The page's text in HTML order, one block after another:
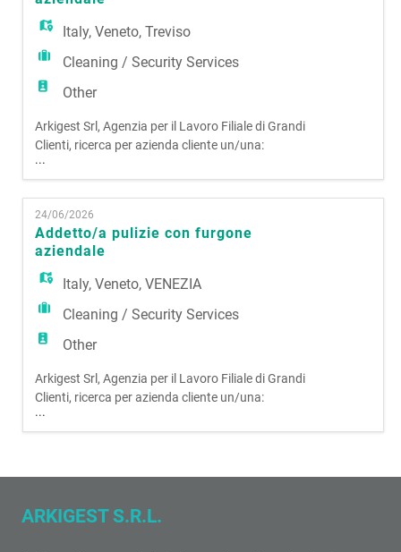
Italy,Veneto,Treviso
Cleaning / Security Services
Other
Arkigest Srl, Agenzia per il Lavoro Filiale di Grandi
Clienti, ricerca per azienda cliente un/una:
ADDETTO/A PULIZIE CON FURGONE AZIENDALE
La risorsa si occuperà di spostarsi su tutto il
territorio del Veneto per effettuare attività di
pulizia presso uffici, negozi, ecc. con l'ausilio di un
furgone aziendale. Si richiede: · Pa
...
24/06/2026
Addetto/a pulizie con furgone
aziendale
Italy,Veneto,VENEZIA
Cleaning / Security Services
Other
Arkigest Srl, Agenzia per il Lavoro Filiale di Grandi
Clienti, ricerca per azienda cliente un/una:
ADDETTO/A PULIZIE CON FURGONE AZIENDALE
La risorsa si occuperà di spostarsi su tutto il
...
ARKIGEST S.R.L.